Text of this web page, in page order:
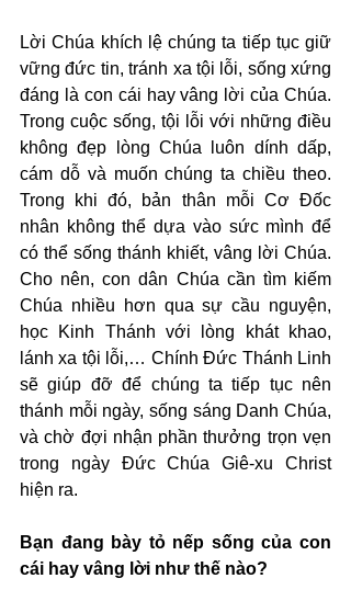
Lời Chúa khích lệ chúng ta tiếp tục giữ
vững đức tin, tránh xa tội lỗi, sống xứng
đáng là con cái hay vâng lời của Chúa.
Trong cuộc sống, tội lỗi với những điều
không đẹp lòng Chúa luôn dính dấp,
cám dỗ và muốn chúng ta chiều theo.
Trong khi đó, bản thân mỗi Cơ Đốc
nhân không thể dựa vào sức mình để
có thể sống thánh khiết, vâng lời Chúa.
Cho nên, con dân Chúa cần tìm kiếm
Chúa nhiều hơn qua sự cầu nguyện,
học Kinh Thánh với lòng khát khao,
lánh xa tội lỗi,… Chính Đức Thánh Linh
sẽ giúp đỡ để chúng ta tiếp tục nên
thánh mỗi ngày, sống sáng Danh Chúa,
và chờ đợi nhận phần thưởng trọn vẹn
trong ngày Đức Chúa Giê-xu Christ
hiện ra.
Bạn đang bày tỏ nếp sống của con
cái hay vâng lời như thế nào?